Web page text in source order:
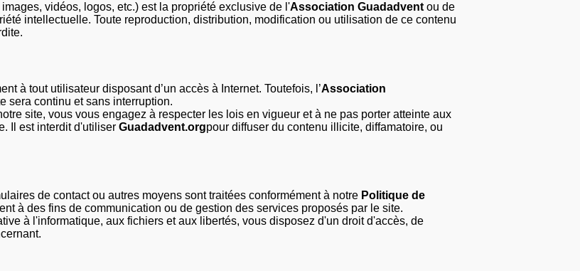
images, vidéos, logos, etc.) est la propriété exclusive de l'Association Guadadvent ou de
intellectuelle. Toute reproduction, distribution, modification ou utilisation de ce contenu
à tout utilisateur disposant d’un accès à Internet. Toutefois, l’Association
sera continu et sans interruption.
site, vous vous engagez à respecter les lois en vigueur et à ne pas porter atteinte aux
Il est interdit d'utiliserGuadadvent.orgpour diffuser du contenu illicite, diffamatoire, ou
de contact ou autres moyens sont traitées conformément à notre Politique de
à des fins de communication ou de gestion des services proposés par le site.
à l'informatique, aux fichiers et aux libertés, vous disposez d'un droit d'accès, de